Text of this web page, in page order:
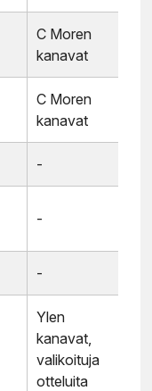
C Moren
kanavat
C Moren
kanavat
-
-
-
Ylen
kanavat,
valikoituja
otteluita